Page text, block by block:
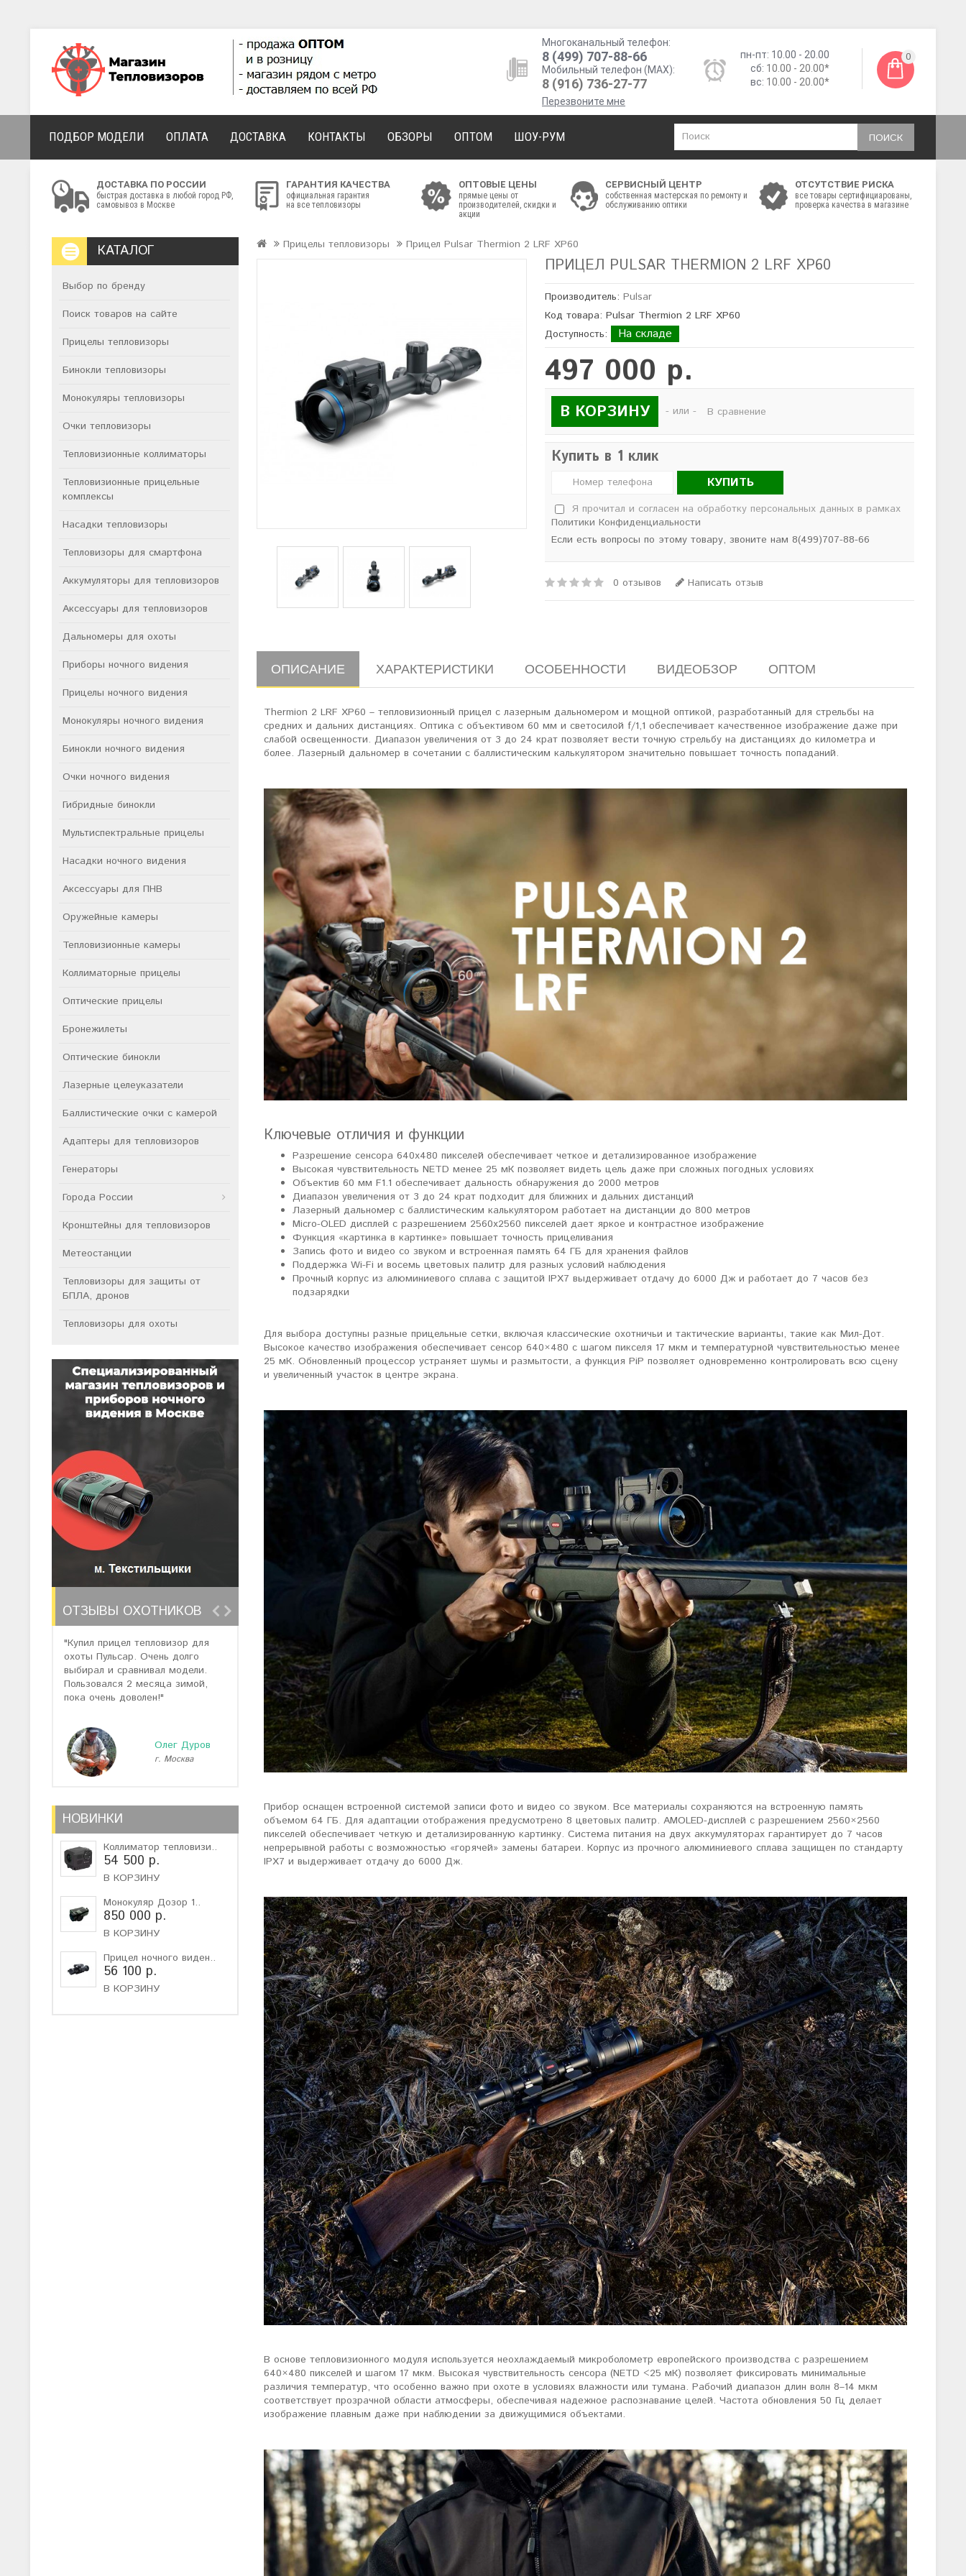
Многоканальный телефон:
8 (499) 707-88-66
Мобильный телефон (MAX):
8 (916) 736-27-77
Перезвоните мне
пн-пт: 10.00 - 20.00
сб: 10.00 - 20.00*
вс: 10.00 - 20.00*
0
ПОИСК
ПОДБОР МОДЕЛИ ОПЛАТА ДОСТАВКА КОНТАКТЫ ОБЗОРЫ ОПТОМ ШОУ-РУМ
ДОСТАВКА ПО РОССИИ
быстрая доставка в любой город РФ,
самовывоз в Москве
ГАРАНТИЯ КАЧЕСТВА
официальная гарантия
на все тепловизоры
ОПТОВЫЕ ЦЕНЫ
прямые цены от
производителей, скидки и
акции
СЕРВИСНЫЙ ЦЕНТР
собственная мастерская по ремонту и
обслуживанию оптики
ОТСУТСТВИЕ РИСКА
все товары сертифициарованы,
проверка качества в магазине
КАТАЛОГ
Выбор по бренду
Поиск товаров на сайте
Прицелы тепловизоры
Бинокли тепловизоры
Монокуляры тепловизоры
Очки тепловизоры
Тепловизионные коллиматоры
Тепловизионные прицельные
комплексы
Насадки тепловизоры
Тепловизоры для смартфона
Аккумуляторы для тепловизоров
Аксессуары для тепловизоров
Дальномеры для охоты
Приборы ночного видения
Прицелы ночного видения
Монокуляры ночного видения
Бинокли ночного видения
Очки ночного видения
Гибридные бинокли
Мультиспектральные прицелы
Насадки ночного видения
Аксессуары для ПНВ
Оружейные камеры
Тепловизионные камеры
Коллиматорные прицелы
Оптические прицелы
Бронежилеты
Оптические бинокли
Лазерные целеуказатели
Баллистические очки с камерой
Адаптеры для тепловизоров
Генераторы
Города России
Кронштейны для тепловизоров
Метеостанции
Тепловизоры для защиты от
БПЛА, дронов
Тепловизоры для охоты
ОТЗЫВЫ ОХОТНИКОВ
"Купил прицел тепловизор для
охоты Пульсар. Очень долго
выбирал и сравнивал модели.
Пользовался 2 месяца зимой,
пока очень доволен!"
Олег Дуров
г. Москва
"Отзывов о тепловизорах Atak не
много, но спасибо консультантам,
помогли подобрать отличную и
не дорогую модель. Взял
монокуляр."
Виктор Жунов
г. Санкт-Петербург
"Искал универсальный
тепловизор для охоты днем и
ночью. Спасибо Семену за
грамотную консультацию. Очень
доволен своим прицелом Nocpix
Евгений Стародуб
г. Екатеринбург
НОВИНКИ
Коллиматор тепловизи..
54 500 р.
В КОРЗИНУ
Монокуляр Дозор 1..
850 000 р.
В КОРЗИНУ
Прицел ночного виден..
56 100 р.
В КОРЗИНУ
Прицелы тепловизоры Прицел Pulsar Thermion 2 LRF XP60
ПРИЦЕЛ PULSAR THERMION 2 LRF XP60
Производитель:Pulsar
Код товара: Pulsar Thermion 2 LRF XP60
Доступность:
На складе
497 000 р.
В КОРЗИНУ - или - В сравнение
Купить в 1 клик
КУПИТЬ
Я прочитал и согласен на обработку персональных данных в рамках
Политики Конфиденциальности
Если есть вопросы по этому товару, звоните нам 8(499)707-88-66
0 отзывов Написать отзыв
ОПИСАНИЕ ХАРАКТЕРИСТИКИ ОСОБЕННОСТИ ВИДЕОБЗОР ОПТОМ
Thermion 2 LRF XP60 – тепловизионный прицел с лазерным дальномером и мощной оптикой, разработанный для стрельбы на
средних и дальних дистанциях. Оптика с объективом 60 мм и светосилой f/1,1 обеспечивает качественное изображение даже при
слабой освещенности. Диапазон увеличения от 3 до 24 крат позволяет вести точную стрельбу на дистанциях до километра и
более. Лазерный дальномер в сочетании с баллистическим калькулятором значительно повышает точность попаданий.
Ключевые отличия и функции
Разрешение сенсора 640x480 пикселей обеспечивает четкое и детализированное изображение
Высокая чувствительность NETD менее 25 мК позволяет видеть цель даже при сложных погодных условиях
Объектив 60 мм F1.1 обеспечивает дальность обнаружения до 2000 метров
Диапазон увеличения от 3 до 24 крат подходит для ближних и дальних дистанций
Лазерный дальномер с баллистическим калькулятором работает на дистанции до 800 метров
Micro-OLED дисплей с разрешением 2560х2560 пикселей дает яркое и контрастное изображение
Функция «картинка в картинке» повышает точность прицеливания
Запись фото и видео со звуком и встроенная память 64 ГБ для хранения файлов
Поддержка Wi-Fi и восемь цветовых палитр для разных условий наблюдения
Прочный корпус из алюминиевого сплава с защитой IPX7 выдерживает отдачу до 6000 Дж и работает до 7 часов без
подзарядки
Для выбора доступны разные прицельные сетки, включая классические охотничьи и тактические варианты, такие как Мил-Дот.
Высокое качество изображения обеспечивает сенсор 640×480 с шагом пикселя 17 мкм и температурной чувствительностью менее
25 мК. Обновленный процессор устраняет шумы и размытости, а функция PiP позволяет одновременно контролировать всю сцену
и увеличенный участок в центре экрана.
Прибор оснащен встроенной системой записи фото и видео со звуком. Все материалы сохраняются на встроенную память
объемом 64 ГБ. Для адаптации отображения предусмотрено 8 цветовых палитр. AMOLED-дисплей с разрешением 2560×2560
пикселей обеспечивает четкую и детализированную картинку. Система питания на двух аккумуляторах гарантирует до 7 часов
непрерывной работы с возможностью «горячей» замены батареи. Корпус из прочного алюминиевого сплава защищен по стандарту
IPX7 и выдерживает отдачу до 6000 Дж.
В основе тепловизионного модуля используется неохлаждаемый микроболометр европейского производства с разрешением
640×480 пикселей и шагом 17 мкм. Высокая чувствительность сенсора (NETD <25 мК) позволяет фиксировать минимальные
различия температур, что особенно важно при охоте в условиях влажности или тумана. Рабочий диапазон длин волн 8–14 мкм
соответствует прозрачной области атмосферы, обеспечивая надежное распознавание целей. Частота обновления 50 Гц делает
изображение плавным даже при наблюдении за движущимися объектами.